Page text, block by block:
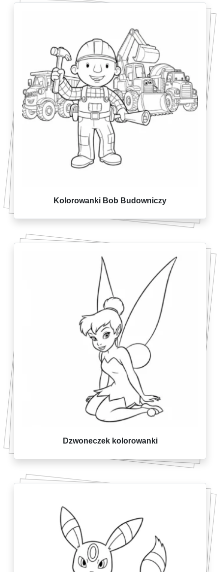
Kolorowanki Bob Budowniczy
Dzwoneczek kolorowanki